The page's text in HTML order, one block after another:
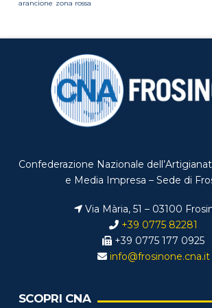
arancione zona rossa
Confederazione Nazionale
e Media Impresa – Sede di
Via Mària, 51 – 03100
+39 0775 82281
+39 0775 177 0925
info@frosinone.cna.it
SCOPRI CNA